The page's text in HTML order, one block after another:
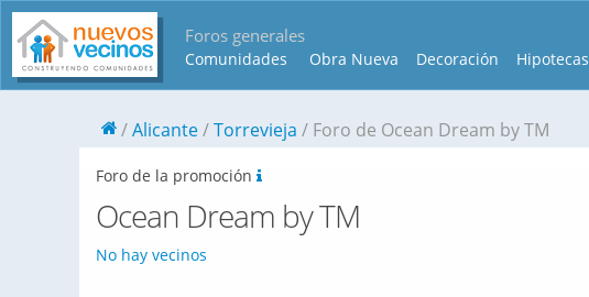
Foros generales
Comunidades Obra Nueva Decoración Hipotecas
Alicante Torrevieja Foro de Ocean Dream by TM
Foro de la promoción
Ocean Dream by TM
No hay vecinos